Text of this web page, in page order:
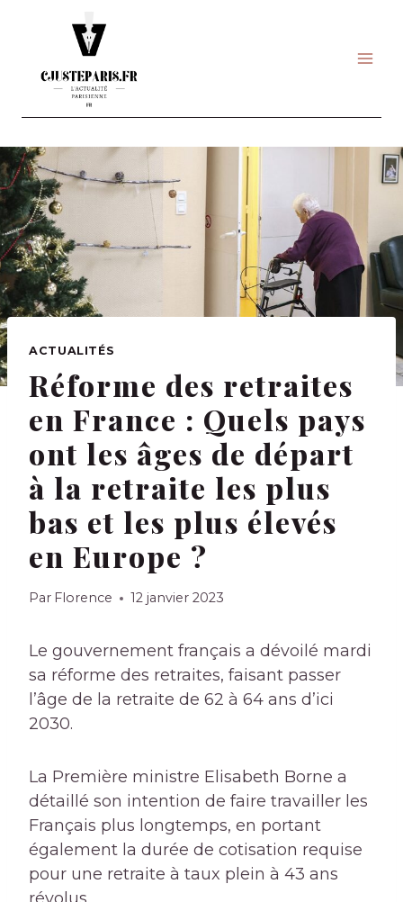
ACTUALITÉS
Réforme des retraites
en France : Quels pays
ont les âges de départ
à la retraite les plus
bas et les plus élevés
en Europe ?
Par Florence 12 janvier 2023
Le gouvernement français a dévoilé mardi
sa réforme des retraites, faisant passer
l’âge de la retraite de 62 à 64 ans d’ici
2030.
La Première ministre Elisabeth Borne a
détaillé son intention de faire travailler les
Français plus longtemps, en portant
également la durée de cotisation requise
pour une retraite à taux plein à 43 ans